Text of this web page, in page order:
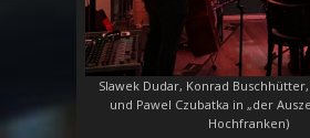
Slawek Dudar, Konrad
und Pawel Czubatka in „der
Hochfranken)